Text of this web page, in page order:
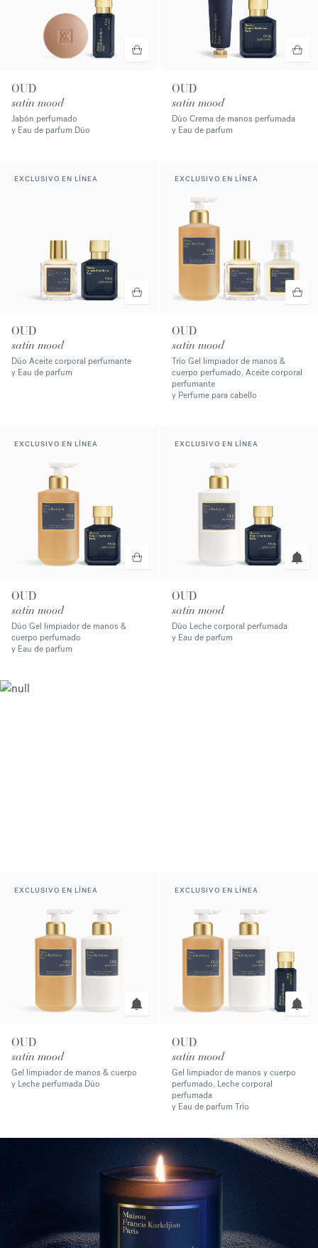
OUD
satin mood
Jabón perfumado
y Eau de parfum Dúo
OUD
satin mood
Dúo Crema de manos perfumada
y Eau de parfum
EXCLUSIVO EN LÍNEA
OUD
satin mood
Dúo Aceite corporal perfumante
y Eau de parfum
EXCLUSIVO EN LÍNEA
OUD
satin mood
Trío Gel limpiador de manos &
cuerpo perfumado, Aceite corporal
perfumante
y Perfume para cabello
EXCLUSIVO EN LÍNEA
OUD
satin mood
Dúo Gel limpiador de manos &
cuerpo perfumado
y Eau de parfum
EXCLUSIVO EN LÍNEA
OUD
satin mood
Dúo Leche corporal perfumada
y Eau de parfum
EXCLUSIVO EN LÍNEA
OUD
satin mood
Gel limpiador de manos & cuerpo
y Leche perfumada Dúo
EXCLUSIVO EN LÍNEA
OUD
satin mood
Gel limpiador de manos y cuerpo
perfumado, Leche corporal
perfumada
y Eau de parfum Trío